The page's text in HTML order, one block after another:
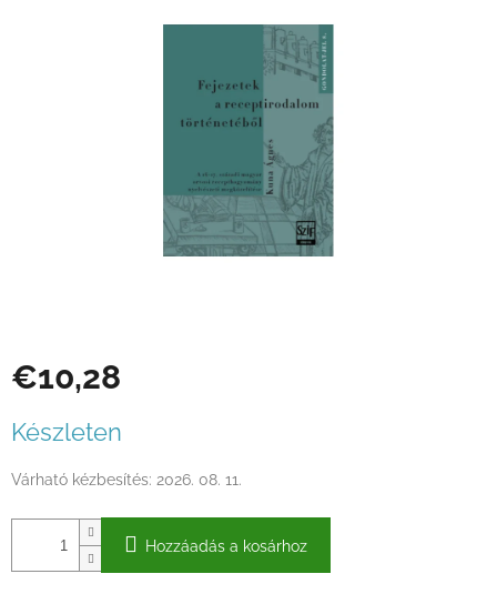
€10,28
Készleten
Várható kézbesítés: 2026. 08. 11.
Hozzáadás a kosárhoz